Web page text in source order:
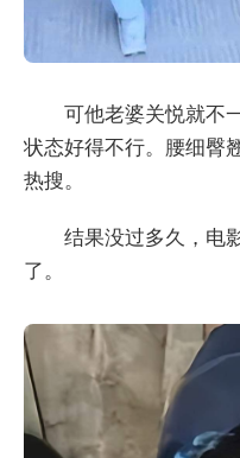
可他老婆关悦就不
状态好得不行。腰细臀
热搜。
结果没过多久，电
了。